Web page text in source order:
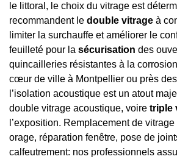
le littoral, le choix du vitrage est
recommandent le double vitrage à
limiter la surchauffe et améliorer le
feuilleté pour la sécurisation des
quincailleries résistantes à la
cœur de ville à Montpellier ou près
l’isolation acoustique est un atout
double vitrage acoustique, voire triple
l’exposition. Remplacement de
orage, réparation fenêtre, pose de
calfeutrement: nos professionnels